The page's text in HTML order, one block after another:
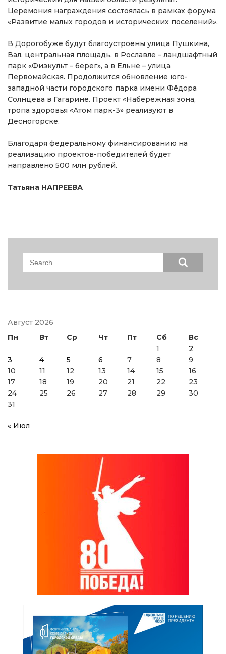
Церемония награждения состоялась в рамках форума
«Развитие малых городов и исторических поселений».
В Дорогобуже будут благоустроены улица Пушкина,
Вал, центральная площадь, в Рославле – ландшафтный
парк «Физкульт – берег», а в Ельне – улица
Первомайская. Продолжится обновление юго-
западной части городского парка имени Фёдора
Солнцева в Гагарине. Проект «Набережная зона,
тропа здоровья «Атом парк-3» реализуют в
Десногорске.
Благодаря федеральному финансированию на
реализацию проектов-победителей будет
направлено 500 млн рублей.
Татьяна НАПРЕЕВА
Search
Август 2026
Пн
Вт Ср Чт Пт Сб
Вс
1
2
3
4 5 6 7 8
9
10
11 12 13 14 15
16
17
18 19 20 21 22
23
24
25 26 27 28 29
30
31
« Июл